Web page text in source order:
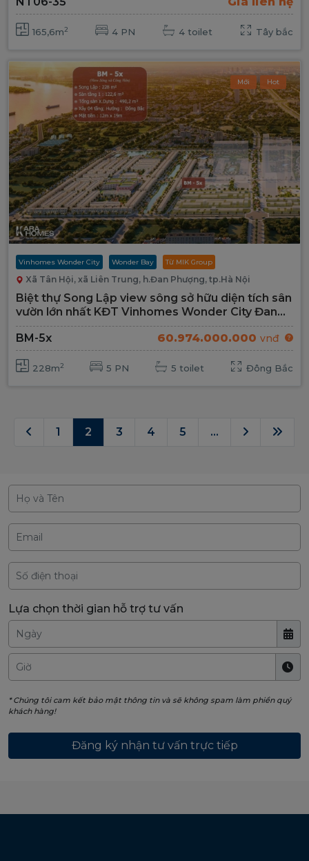
165,6m2 4 PN 4 toilet Tây bắc
Mới Hot
Vinhomes Wonder City Wonder Bay Từ MIK Group
Xã Tân Hội, xã Liên Trung, h.Đan Phượng, tp.Hà Nội
Biệt thự Song Lập view sông sở hữu diện tích sân
vườn lớn nhất KĐT Vinhomes Wonder City Đan
Phượng
BM-5x
60.974.000.000 vnđ
228m2 5 PN 5 toilet Đông Bắc
1 2 3 4 5 ...
Lựa chọn thời gian hỗ trợ tư vấn
* Chúng tôi cam kết bảo mật thông tin và sẽ không spam làm phiền quý
khách hàng!